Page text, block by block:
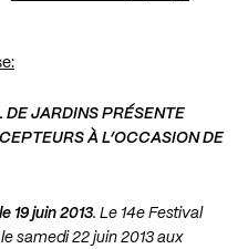
DE JARDINS PRÉSENTE
À L’OCCASION DE
19 juin 2013. Le 14e Festival
samedi 22 juin 2013 aux